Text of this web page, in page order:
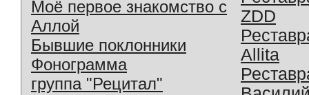
Моё первое знакомство с
Аллой
Бывшие поклонники
Фонограмма
группа "Рецитал"
ZDD
Allita